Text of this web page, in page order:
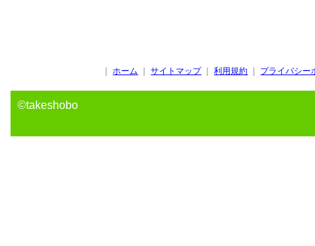
｜ホーム ｜サイトマップ ｜利用規約 プライバシー
©takeshobo